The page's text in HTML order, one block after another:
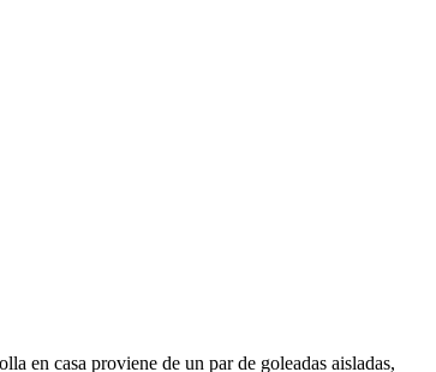
en casa proviene de un par de goleadas aisladas,